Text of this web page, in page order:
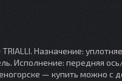
Назначение:
Исполнение: передняя
— купить можно с